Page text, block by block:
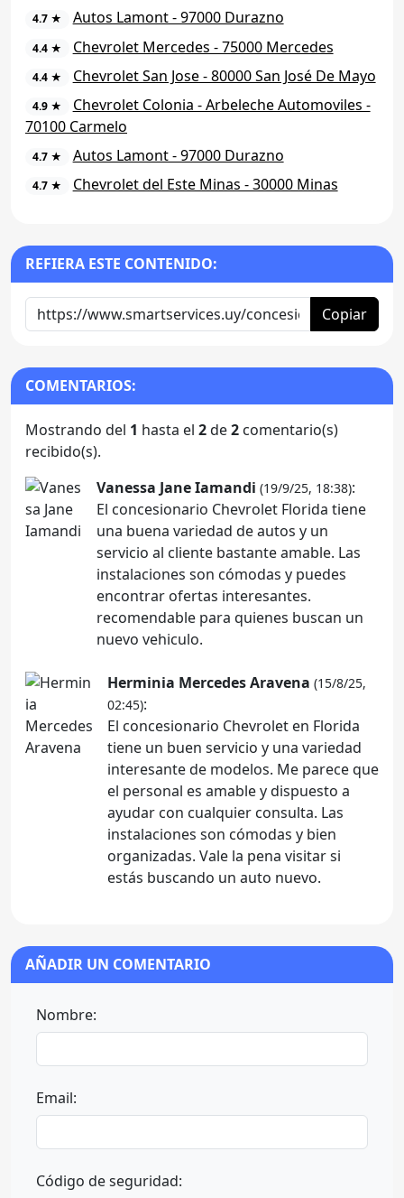
4.7 ★ Autos Lamont - 97000 Durazno
4.4 ★ Chevrolet Mercedes - 75000 Mercedes
4.4 ★ Chevrolet San Jose - 80000 San José De Mayo
4.9 ★
Chevrolet Colonia - Arbeleche Automoviles -
70100 Carmelo
4.7 ★ Autos Lamont - 97000 Durazno
4.7 ★ Chevrolet del Este Minas - 30000 Minas
REFIERA ESTE CONTENIDO:
Copiar
COMENTARIOS:
Mostrando del 1 hasta el 2de2 comentario(s)
recibido(s).
Vanessa Jane Iamandi (19/9/25, 18:38):
El concesionario Chevrolet Florida tiene
una buena variedad de autos y un
servicio al cliente bastante amable. Las
instalaciones son cómodas y puedes
encontrar ofertas interesantes.
recomendable para quienes buscan un
nuevo vehiculo.
Herminia Mercedes Aravena (15/8/25,
02:45):
El concesionario Chevrolet en Florida
tiene un buen servicio y una variedad
interesante de modelos. Me parece que
el personal es amable y dispuesto a
ayudar con cualquier consulta. Las
instalaciones son cómodas y bien
organizadas. Vale la pena visitar si
estás buscando un auto nuevo.
AÑADIR UN COMENTARIO
Nombre:
Email:
Código de seguridad: